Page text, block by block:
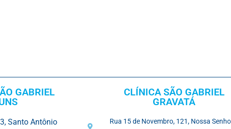
GABRIEL
Santo Antônio
CLÍNICA SÃO GABRIEL
GRAVATÁ
Rua 15 de Novembro, 121, Nossa